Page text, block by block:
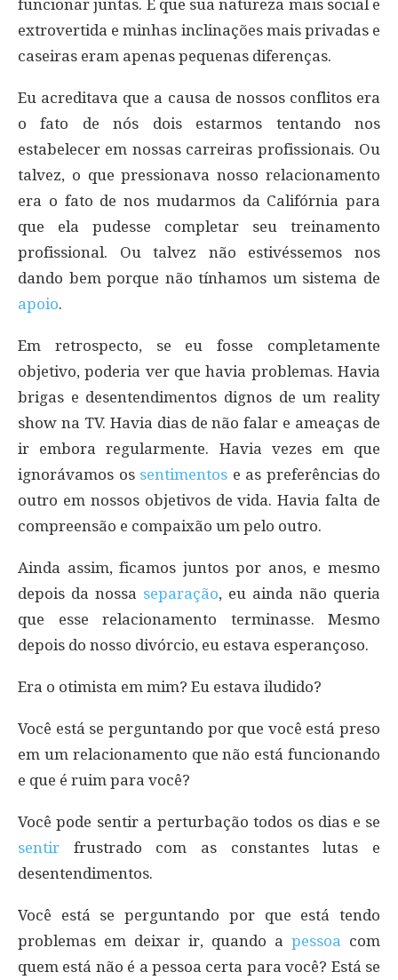
funcionar juntas. E que sua natureza mais social e
extrovertida e minhas inclinações mais privadas e
caseiras eram apenas pequenas diferenças.
Eu acreditava que a causa de nossos conflitos era
o fato de nós dois estarmos tentando nos
estabelecer em nossas carreiras profissionais. Ou
talvez, o que pressionava nosso relacionamento
era o fato de nos mudarmos da Califórnia para
que ela pudesse completar seu treinamento
profissional. Ou talvez não estivéssemos nos
dando bem porque não tínhamos um sistema de
apoio.
Em retrospecto, se eu fosse completamente
objetivo, poderia ver que havia problemas. Havia
brigas e desentendimentos dignos de um reality
show na TV. Havia dias de não falar e ameaças de
ir embora regularmente. Havia vezes em que
ignorávamos os sentimentos e as preferências do
outro em nossos objetivos de vida. Havia falta de
compreensão e compaixão um pelo outro.
Ainda assim, ficamos juntos por anos, e mesmo
depois da nossa separação, eu ainda não queria
que esse relacionamento terminasse. Mesmo
depois do nosso divórcio, eu estava esperançoso.
Era o otimista em mim? Eu estava iludido?
Você está se perguntando por que você está preso
em um relacionamento que não está funcionando
e que é ruim para você?
Você pode sentir a perturbação todos os dias e se
sentir frustrado com as constantes lutas e
desentendimentos.
Você está se perguntando por que está tendo
problemas em deixar ir, quando a pessoa com
quem está não é a pessoa certa para você? Está se